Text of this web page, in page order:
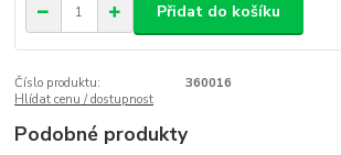
Přidat do košíku
Číslo produktu:
360016
Hlídat cenu / dostupnost
Podobné produkty